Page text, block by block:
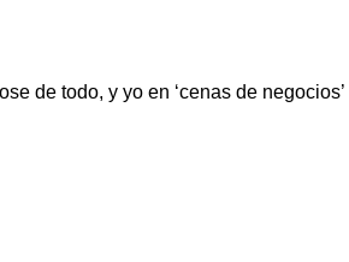
de todo, y yo en ‘cenas de negocios’